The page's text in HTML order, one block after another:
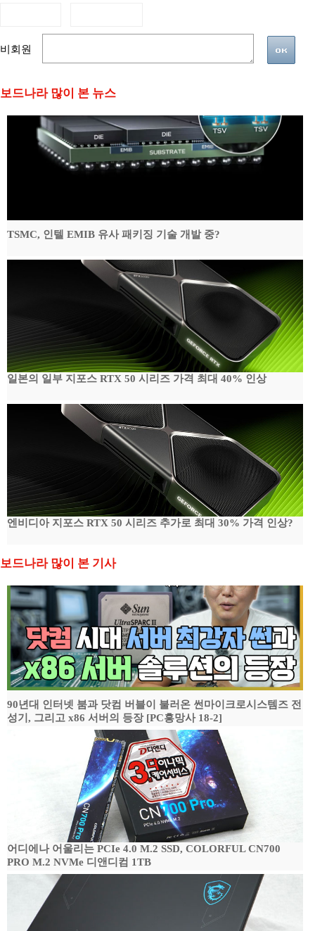
비회원
보드나라 많이 본 뉴스
TSMC, 인텔 EMIB 유사 패키징 기술 개발 중?
일본의 일부 지포스 RTX 50 시리즈 가격 최대 40% 인상
엔비디아 지포스 RTX 50 시리즈 추가로 최대 30% 가격 인상?
보드나라 많이 본 기사
90년대 인터넷 붐과 닷컴 버블이 불러온 썬마이크로시스템즈 전
성기, 그리고 x86 서버의 등장 [PC흥망사 18-2]
어디에나 어울리는 PCIe 4.0 M.2 SSD, COLORFUL CN700
PRO M.2 NVMe 디앤디컴 1TB